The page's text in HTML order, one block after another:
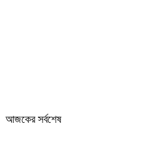
আজকের সর্বশেষ